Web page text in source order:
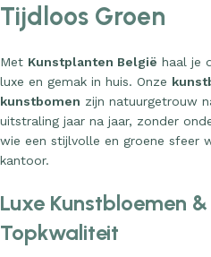
Tijdloos Groen
Met Kunstplanten België haal je
luxe en gemak in huis. Onze
kunstbomen zijn natuurgetrouw
uitstraling jaar na jaar, zonder
wie een stijlvolle en groene sfeer
kantoor.
Luxe Kunstbloemen
Topkwaliteit